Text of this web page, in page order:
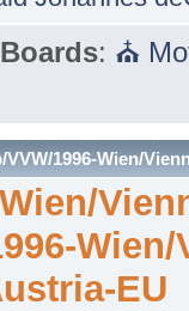
: ⛪
1996-Wien/
Wien/
EU